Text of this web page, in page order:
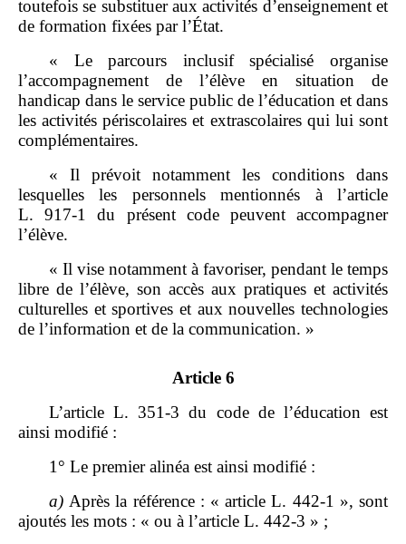
toutefois se substituer aux activités d’enseignement et
de formation fixées par l’État.
« Le parcours inclusif spécialisé organise
l’accompagnement de l’élève en situation de
handicap dans le service public de l’éducation et dans
les activités périscolaires et extrascolaires qui lui sont
complémentaires.
« Il prévoit notamment les conditions dans
lesquelles les personnels mentionnés à l’article
L. 917‑1 du présent code peuvent accompagner
l’élève.
« Il vise notamment à favoriser, pendant le temps
libre de l’élève, son accès aux pratiques et activités
culturelles et sportives et aux nouvelles technologies
de l’information et de la communication. »
Article 6
L’article L. 351‑3 du code de l’éducation est
ainsi modifié :
1° Le premier alinéa est ainsi modifié :
a) Après la référence : « article L. 442‑1 », sont
ajoutés les mots : « ou à l’article L. 442‑3 » ;